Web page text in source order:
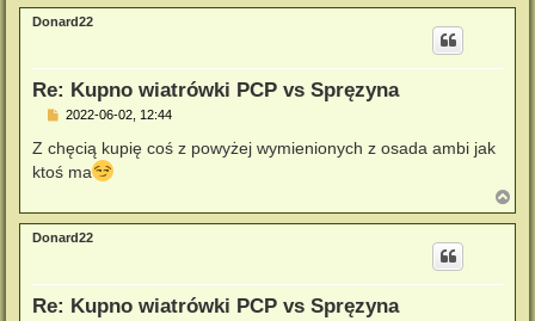
g
Donard22
Re: Kupno wiatrówki PCP vs Spręzyna
P
s
2022-06-02, 12:44
Z chęcią kupię coś z powyżej wymienionych z osada ambi jak
ktoś ma
a
g
Donard22
Re: Kupno wiatrówki PCP vs Spręzyna